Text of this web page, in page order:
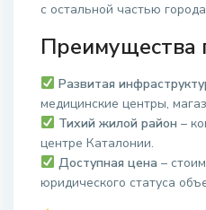
с остальной частью
Преимущества
Развитая
медицинские центры,
Тихий жилой район –
центре Каталонии.
Доступная цена –
юридического статуса